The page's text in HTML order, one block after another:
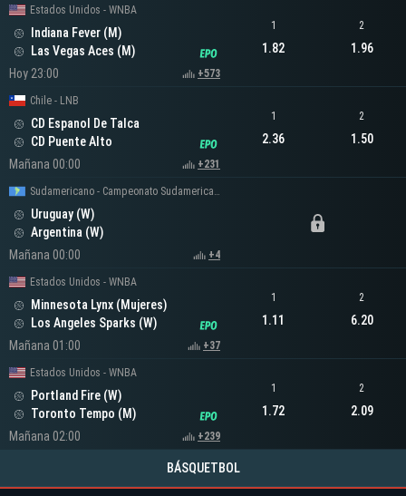
Estados Unidos - WNBA
Indiana Fever (M)
Las Vegas Aces (M)
Hoy 23:00
+573
1
1.82
2
1.96
Chile - LNB
CD Espanol De Talca
CD Puente Alto
Mañana 00:00
+231
1
2.36
2
1.50
Sudamericano - Campeonato Sudamericano Femenino
Uruguay (W)
Argentina (W)
Mañana 00:00
+4
Estados Unidos - WNBA
Minnesota Lynx (Mujeres)
Los Angeles Sparks (W)
Mañana 01:00
+37
1
1.11
2
6.20
Estados Unidos - WNBA
Portland Fire (W)
Toronto Tempo (M)
Mañana 02:00
+239
1
1.72
2
2.09
BÁSQUETBOL